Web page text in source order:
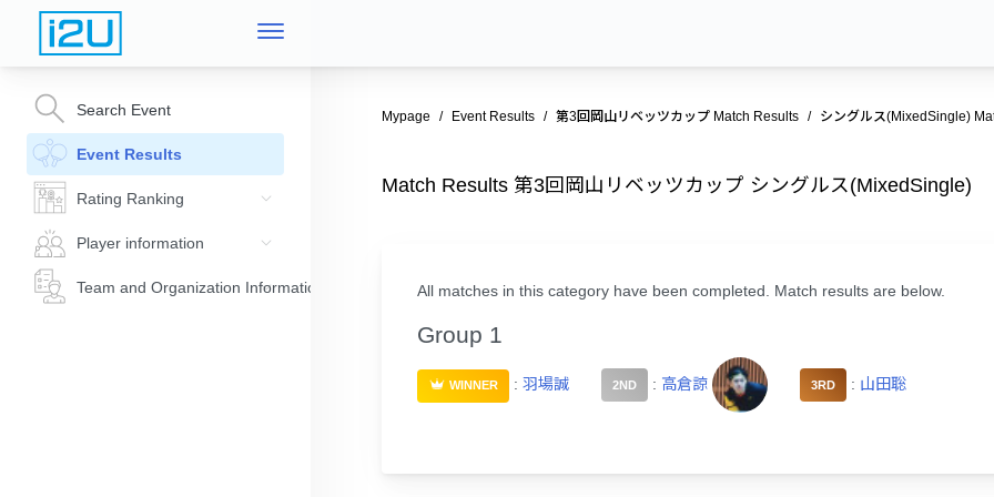
Search Event
Event Results
Rating Ranking
Player information
Team and Organization Information
Mypage Event Results 第3回岡山リベッツカップ Match Results シングルス(MixedSingle)
Match Results 第3回岡山リベッツカップ シングルス(MixedSingle)
All matches in this category have been completed. Match results are below.
Group 1
WINNER : 羽場誠 2ND : 高倉諒 3RD : 山田聡